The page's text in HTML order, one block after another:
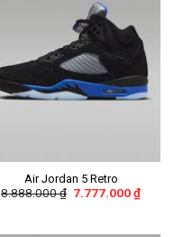
Air Jordan 5 Retro
8.888.000₫ 7.777.000₫